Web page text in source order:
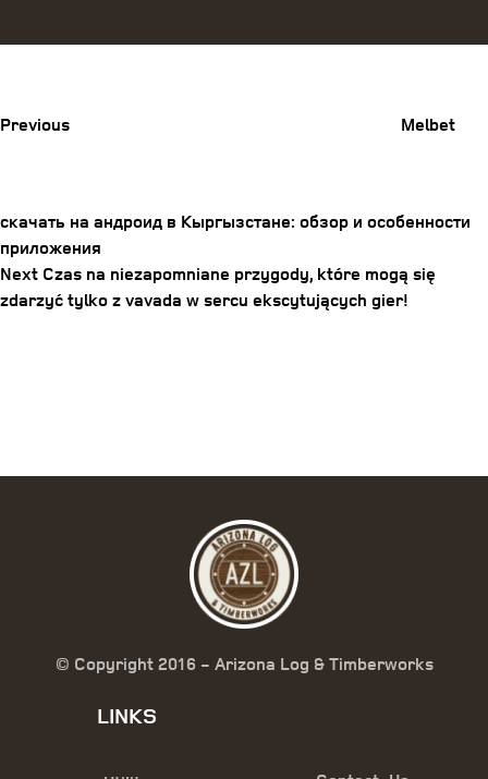
Post
navigation
Previous
Melbet
скачать на андроид в Кыргызстане: обзор и особенности
приложения
Next
Post
Next Czas na niezapomniane przygody, które mogą się
zdarzyć tylko z vavada w sercu ekscytujących gier!
© Copyright 2016 - Arizona Log & Timberworks
LINKS